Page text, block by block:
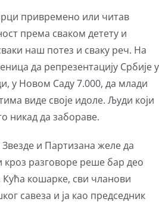
привремено или читав
према сваком детету и
наш потез и сваку реч. На
да репрезентацију Србије у
у Новом Саду 7.000, да млади
виде своје идоле. Људи који
никад да забораве.
и Партизана желе да
кроз разговоре реше бар део
кошарке, сви чланови
савеза и ја као председник